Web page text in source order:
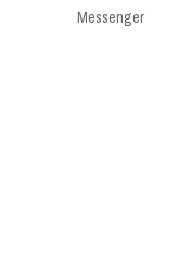
Messenger